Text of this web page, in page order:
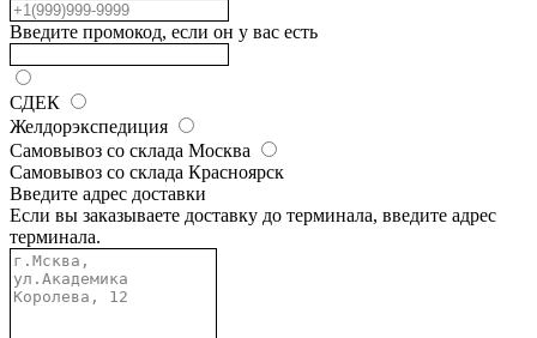
Введите промокод, если он у вас есть
СДЕК
Желдорэкспедиция
Самовывоз со склада Москва
Самовывоз со склада Красноярск
Введите адрес доставки
Если вы заказываете доставку до терминала, введите адрес
терминала.